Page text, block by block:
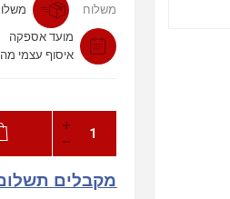
משלוח
מועד אספקה
איסוף עצמי מהחנות, הירקון 76 תל
מקבלים